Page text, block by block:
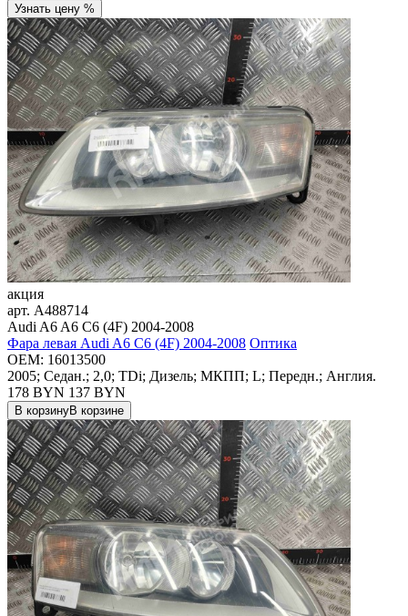
Узнать цену %
акция
арт. A488714
Audi A6 A6 C6 (4F) 2004-2008
Фара левая Audi A6 C6 (4F) 2004-2008 Оптика
OEM: 16013500
2005; Седан.; 2,0; TDi; Дизель; МКПП; L; Передн.; Англия.
178 BYN 137 BYN
В корзинуВ корзине